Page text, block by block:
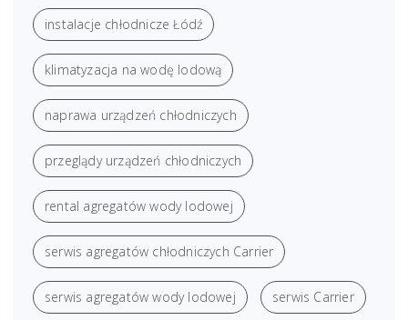
instalacje chłodnicze Łódź
klimatyzacja na wodę lodową
naprawa urządzeń chłodniczych
przeglądy urządzeń chłodniczych
rental agregatów wody lodowej
serwis agregatów chłodniczych Carrier
serwis agregatów wody lodowej serwis Carrier